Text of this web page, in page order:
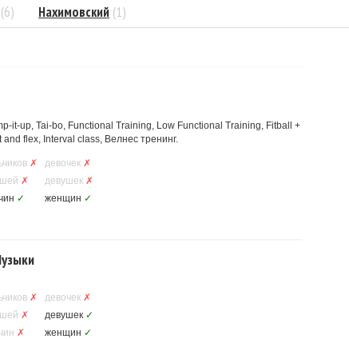
(6) Нахимовский (1)
it-up, Tai-bo, Functional Training, Low Functional Training, Fitball +
flex, Interval class, Велнес тренинг.
✗ девочек ✗
✗ девушек ✗
✓ женщин ✓
✗ девочек ✗
✗ девушек ✓
✗ женщин ✓